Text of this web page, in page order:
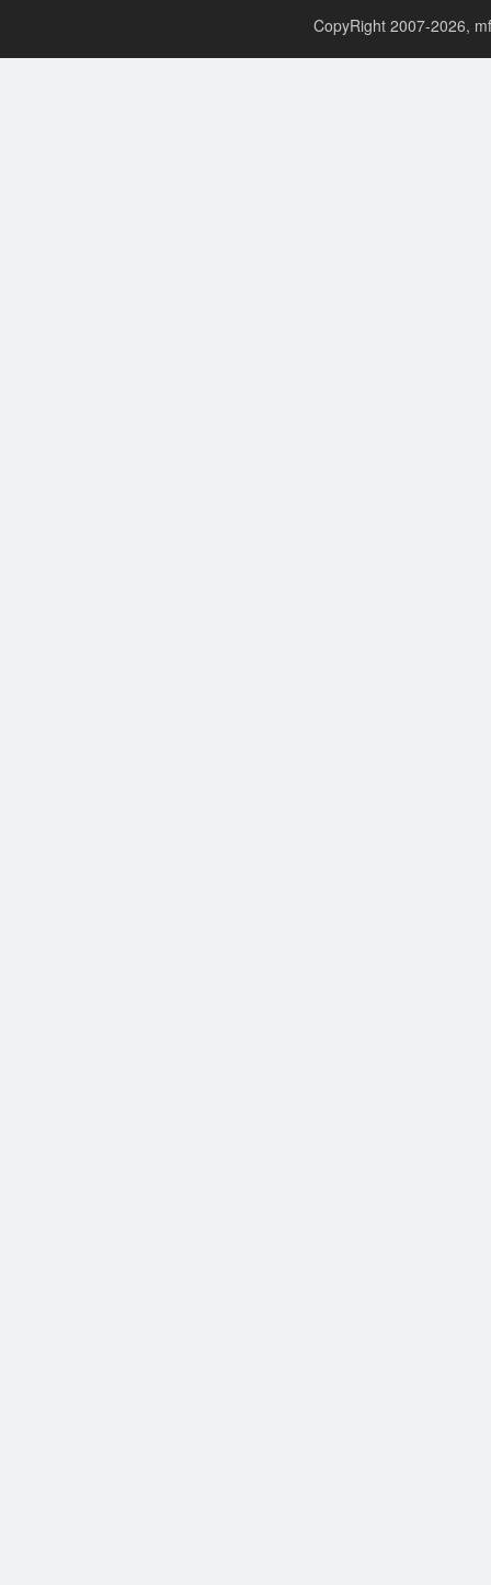
CopyRight 2007-2026,